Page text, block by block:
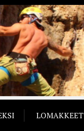
LOMAKKEET